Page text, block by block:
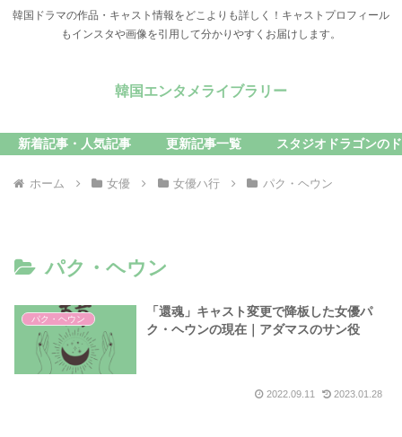
韓国ドラマの作品・キャスト情報をどこよりも詳しく！キャストプロフィール
もインスタや画像を引用して分かりやすくお届けします。
韓国エンタメライブラリー
新着記事・人気記事 更新記事一覧 スタジオドラゴンの
ホーム 女優 女優ハ行 パク・ヘウン
パク・ヘウン
パク・ヘウン
「還魂」キャスト変更で降板した女優パ
ク・ヘウンの現在｜アダマスのサン役
2022.09.11 2023.01.28